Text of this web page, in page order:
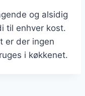
og alsidig
til enhver kost.
er der ingen
i køkkenet.